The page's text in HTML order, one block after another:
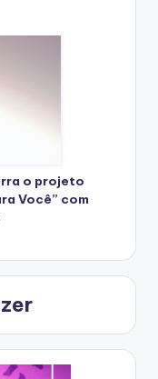
o projeto
Você” com